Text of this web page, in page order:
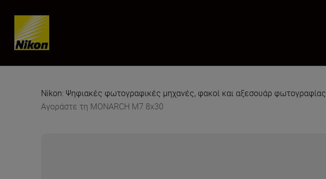
Skip content
Nikon: Ψηφιακές φωτογραφικές μηχανές, φακοί και αξεσουάρ φωτογραφίας
Αγοράστε τη MONARCH M7 8x30